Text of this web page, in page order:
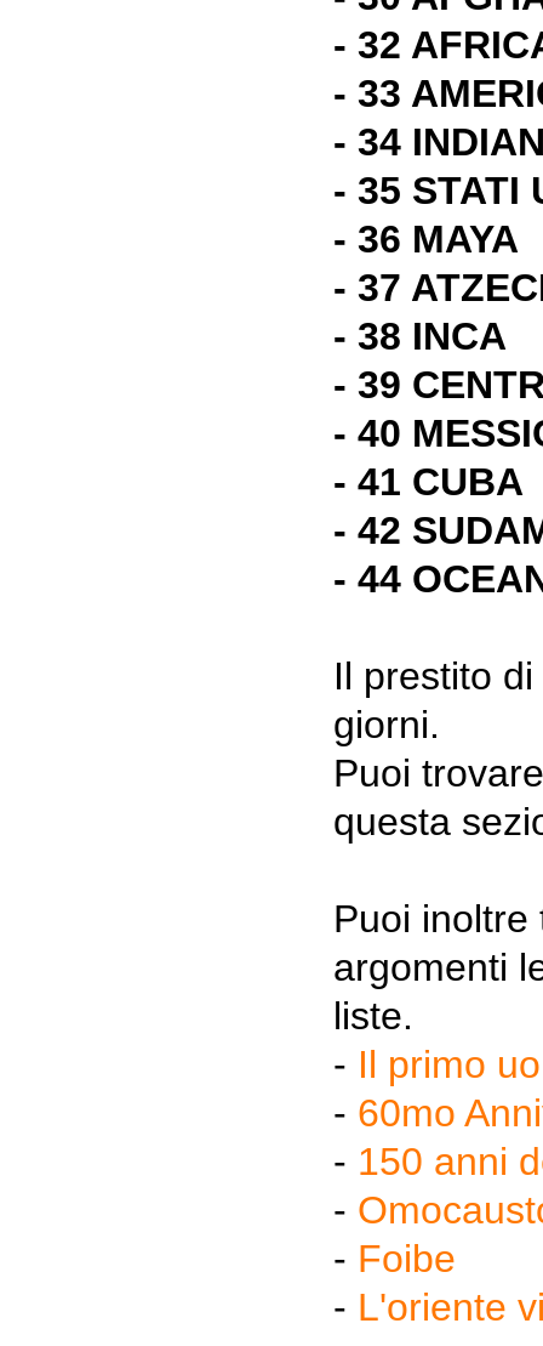
- 32
- 33
- 34
- 35 STATI
- 36 MAYA
- 37
- 38 INCA
- 39
- 40
- 41 CUBA
- 42
- 44
Il prestito
giorni.
Puoi
questa
Puoi
argomenti
liste.
- Il primo
- 60mo
- 150 anni
-
- Foibe
- L'oriente